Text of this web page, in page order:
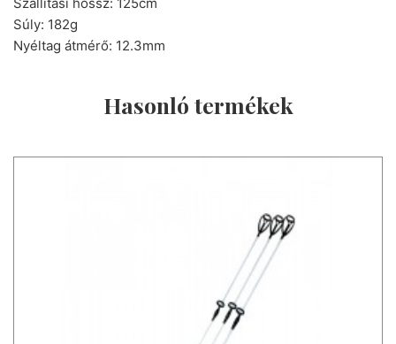
Szállítási hossz: 125cm
Súly: 182g
Nyéltag átmérő: 12.3mm
Hasonló termékek